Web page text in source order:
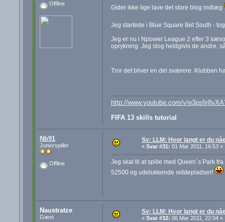
Offline
Gider ikke lige lave det store blog indlæg
Jeg startede i Blue Square Bet South -
Jeg er nu i Npower League 2 efter 3
oprykning. Jeg slog heldgivis de andre,
Tror det bliver en del sværere. Klubben
http://www.youtube.com/v/
FIFA 13 skills tutorial
Nb91
Juniorspiller
Offline
Sv: LLM: Hvor langt er du
« Svar #31: 01 Mar 2011, 16:53 »
Jeg skal til at spille med Queen´s Park
52500 og udelukkende siddepladser!
Naustratze
Gæst
Sv: LLM: Hvor langt er du
« Svar #32: 06 Mar 2011, 22:04 »